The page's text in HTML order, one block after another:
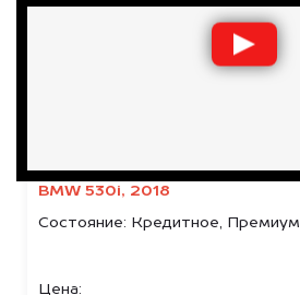
BMW 530i, 2018
Состояние: Кредитное, Премиум
Цена: